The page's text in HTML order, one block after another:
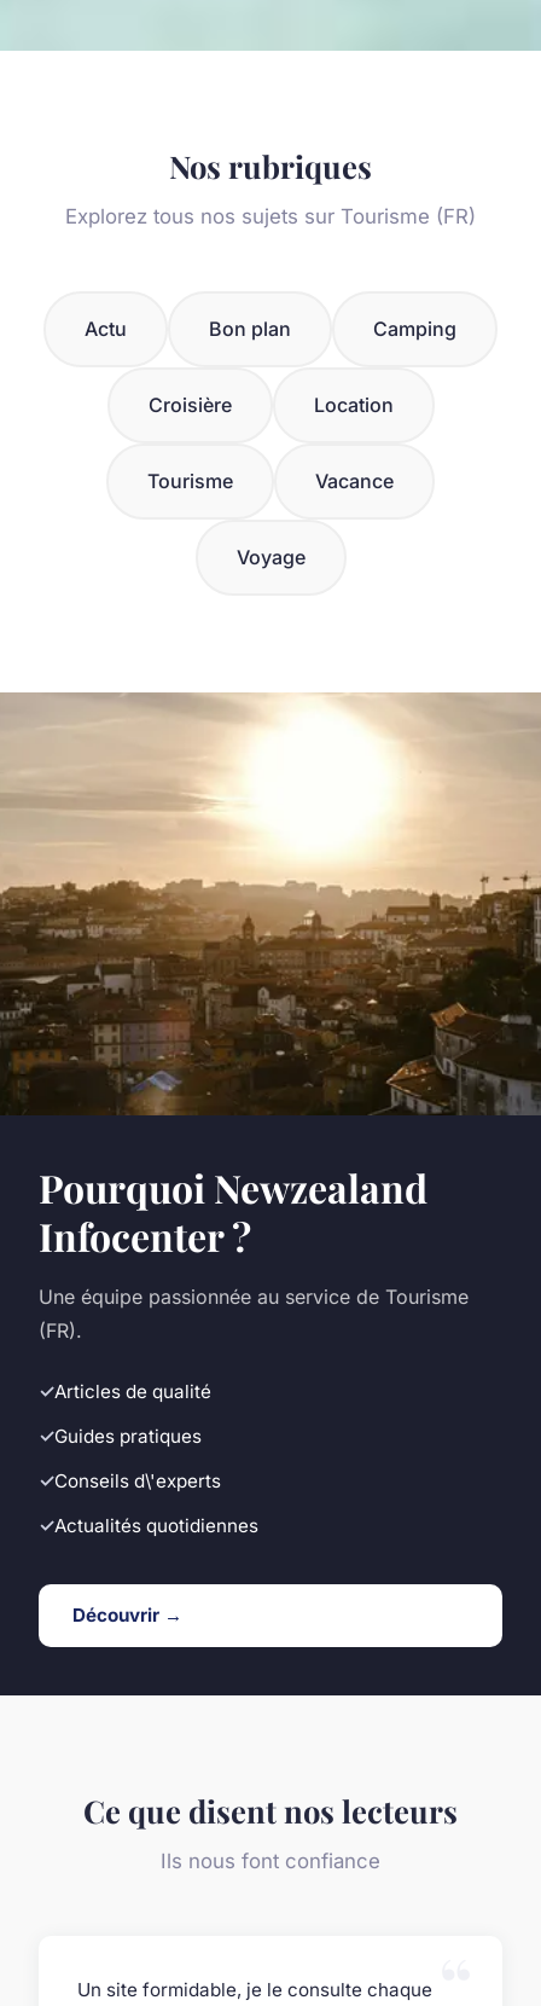
Nos rubriques
Explorez tous nos sujets sur Tourisme (FR)
Actu Bon plan Camping
Croisière Location
Tourisme Vacance
Voyage
Pourquoi Newzealand
Infocenter ?
Une équipe passionnée au service de Tourisme
(FR).
Articles de qualité
Guides pratiques
Conseils d\'experts
Actualités quotidiennes
Découvrir →
Ce que disent nos lecteurs
Ils nous font confiance
Un site formidable, je le consulte chaque